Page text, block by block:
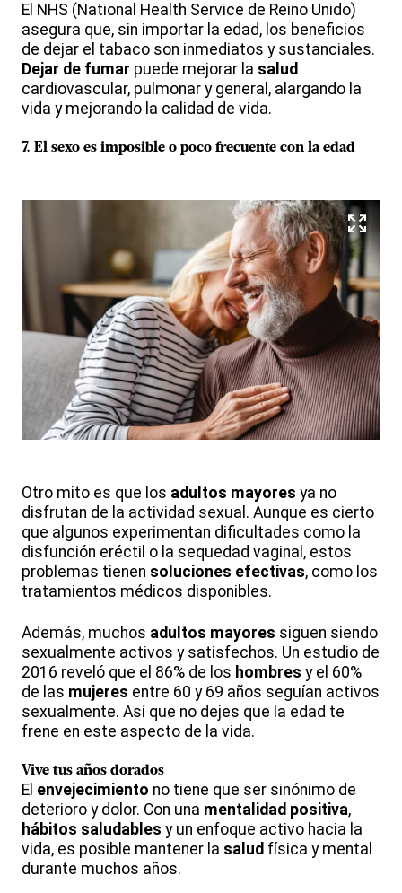
El NHS (National Health Service de Reino Unido)
asegura que, sin importar la edad, los beneficios
de dejar el tabaco son inmediatos y sustanciales.
Dejar de fumar puede mejorar la salud
cardiovascular, pulmonar y general, alargando la
vida y mejorando la calidad de vida.
7. El sexo es imposible o poco frecuente con la edad
Otro mito es que los adultos mayores ya no
disfrutan de la actividad sexual. Aunque es cierto
que algunos experimentan dificultades como la
disfunción eréctil o la sequedad vaginal, estos
problemas tienen soluciones efectivas, como los
tratamientos médicos disponibles.
Además, muchos adultos mayores siguen siendo
sexualmente activos y satisfechos. Un estudio de
2016 reveló que el 86% de los hombres y el 60%
de las mujeres entre 60 y 69 años seguían activos
sexualmente. Así que no dejes que la edad te
frene en este aspecto de la vida.
Vive tus años dorados
El envejecimiento no tiene que ser sinónimo de
deterioro y dolor. Con una mentalidad positiva,
hábitos saludables y un enfoque activo hacia la
vida, es posible mantener la salud física y mental
durante muchos años.